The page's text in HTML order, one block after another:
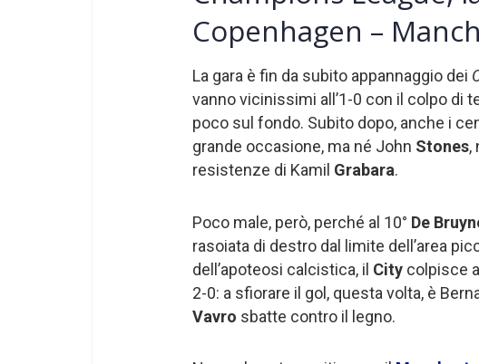
Copenhagen –
La gara è fin da subito appannaggio dei
vanno vicinissimi all’1-0 con il colpo di
poco sul fondo. Subito dopo, anche i
grande occasione, ma né John Stones,
resistenze di Kamil Grabara.
Poco male, però, perché al 10° De
rasoiata di destro dal limite dell’area
dell’apoteosi calcistica, il City colpisce
2-0: a sfiorare il gol, questa volta, è
Vavro sbatte contro il legno.